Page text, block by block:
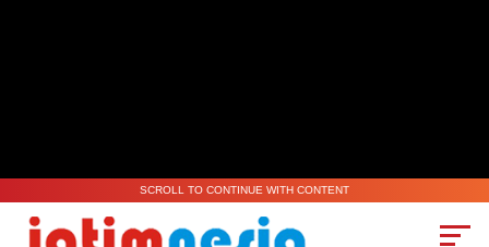
SCROLL TO CONTINUE WITH CONTENT